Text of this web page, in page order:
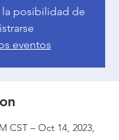
la posibilidad de
eventos
CST – Oct 14, 2023,